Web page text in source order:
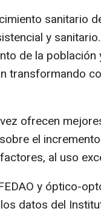
sanitario
y
de la población
transformando
ofrecen
el
al uso
y óptico-
datos del